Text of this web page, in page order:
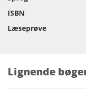
ISBN
Læseprøve
Lignende